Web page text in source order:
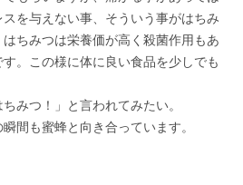
を与えない事、そういう事がはちみ
ちみつは栄養価が高く殺菌作用もあ
。この様に体に良い食品を少しでも
みつ！」と言われてみたい。